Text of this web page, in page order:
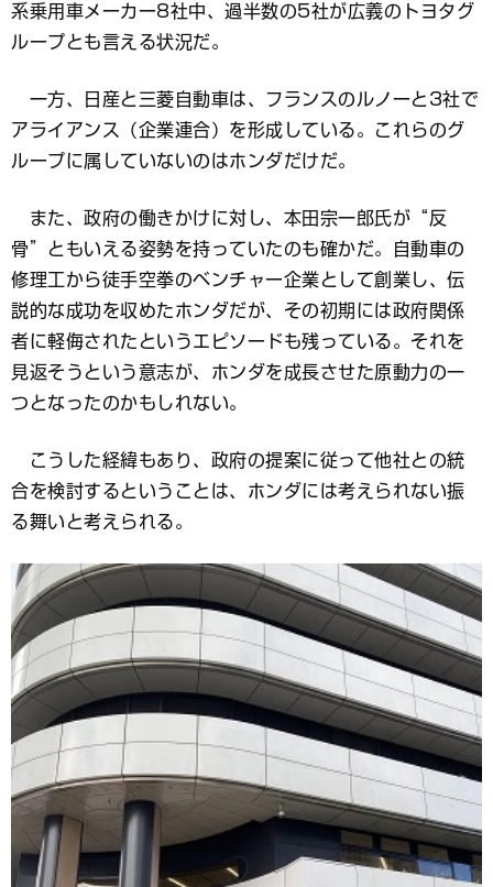
系乗用車メーカー8社中、過半数の5社が広義のトヨタグ
ループとも言える状況だ。
一方、日産と三菱自動車は、フランスのルノーと3社で
アライアンス（企業連合）を形成している。これらのグ
ループに属していないのはホンダだけだ。
また、政府の働きかけに対し、本田宗一郎氏が“反
骨”ともいえる姿勢を持っていたのも確かだ。自動車の
修理工から徒手空拳のベンチャー企業として創業し、伝
説的な成功を収めたホンダだが、その初期には政府関係
者に軽侮されたというエピソードも残っている。それを
見返そうという意志が、ホンダを成長させた原動力の一
つとなったのかもしれない。
こうした経緯もあり、政府の提案に従って他社との統
合を検討するということは、ホンダには考えられない振
る舞いと考えられる。